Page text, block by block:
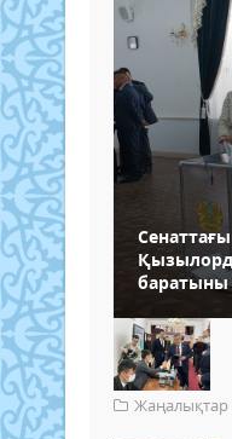
баратыны
Жаңалықтар